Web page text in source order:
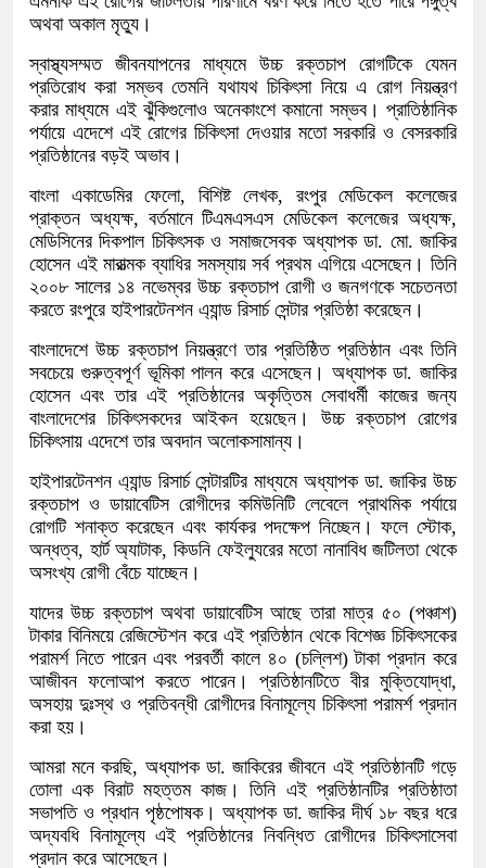
অথবা অকাল মৃত্যু।
স্বাস্থ্যসম্মত জীবনযাপনের মাধ্যমে উচ্চ রক্তচাপ রোগটিকে যেমন
প্রতিরোধ করা সম্ভব তেমনি যথাযথ চিকিৎসা নিয়ে এ রোগ নিয়ন্ত্রণ
করার মাধ্যমে এই ঝুঁকিগুলোও অনেকাংশে কমানো সম্ভব। প্রাতিষ্ঠানিক
পর্যায়ে এদেশে এই রোগের চিকিৎসা দেওয়ার মতো সরকারি ও বেসরকারি
প্রতিষ্ঠানের বড়ই অভাব।
বাংলা একাডেমির ফেলো, বিশিষ্ট লেখক, রংপুর মেডিকেল কলেজের
প্রাক্তন অধ্যক্ষ, বর্তমানে টিএমএসএস মেডিকেল কলেজের অধ্যক্ষ,
মেডিসিনের দিকপাল চিকিৎসক ও সমাজসেবক অধ্যাপক ডা. মো. জাকির
হোসেন এই মারাত্মক ব্যাধির সমস্যায় সর্ব প্রথম এগিয়ে এসেছেন। তিনি
২০০৮ সালের ১৪ নভেম্বর উচ্চ রক্তচাপ রোগী ও জনগণকে সচেতনতা
করতে রংপুরে হাইপারটেনশন এ্যান্ড রিসার্চ সেন্টার প্রতিষ্ঠা করেছেন।
বাংলাদেশে উচ্চ রক্তচাপ নিয়ন্ত্রণে তার প্রতিষ্ঠিত প্রতিষ্ঠান এবং তিনি
সবচেয়ে গুরুত্বপূর্ণ ভূমিকা পালন করে এসেছেন। অধ্যাপক ডা. জাকির
হোসেন এবং তার এই প্রতিষ্ঠানের অকৃত্তিম সেবাধর্মী কাজের জন্য
বাংলাদেশের চিকিৎসকদের আইকন হয়েছেন। উচ্চ রক্তচাপ রোগের
চিকিৎসায় এদেশে তার অবদান অলোকসামান্য।
হাইপারটেনশন এ্যান্ড রিসার্চ সেন্টারটির মাধ্যমে অধ্যাপক ডা. জাকির উচ্চ
রক্তচাপ ও ডায়াবেটিস রোগীদের কমিউনিটি লেবেলে প্রাথমিক পর্যায়ে
রোগটি শনাক্ত করেছেন এবং কার্যকর পদক্ষেপ নিচ্ছেন। ফলে স্টোক,
অন্ধত্ব, হার্ট অ্যাটাক, কিডনি ফেইল্যুরের মতো নানাবিধ জটিলতা থেকে
অসংখ্য রোগী বেঁচে যাচ্ছেন।
যাদের উচ্চ রক্তচাপ অথবা ডায়াবেটিস আছে তারা মাত্র ৫০ (পঞ্চাশ)
টাকার বিনিময়ে রেজিস্টেশন করে এই প্রতিষ্ঠান থেকে বিশেজ্ঞ চিকিৎসকের
পরামর্শ নিতে পারেন এবং পরবর্তী কালে ৪০ (চল্লিশ) টাকা প্রদান করে
আজীবন ফলোআপ করতে পারেন। প্রতিষ্ঠানটিতে বীর মুক্তিযোদ্ধা,
অসহায় দুঃস্থ ও প্রতিবন্ধী রোগীদের বিনামূল্যে চিকিৎসা পরামর্শ প্রদান
করা হয়।
আমরা মনে করছি, অধ্যাপক ডা. জাকিরের জীবনে এই প্রতিষ্ঠানটি গড়ে
তোলা এক বিরাট মহত্তম কাজ। তিনি এই প্রতিষ্ঠানটির প্রতিষ্ঠাতা
সভাপতি ও প্রধান পৃষ্ঠপোষক। অধ্যাপক ডা. জাকির দীর্ঘ ১৮ বছর ধরে
অদ্যবধি বিনামূল্যে এই প্রতিষ্ঠানের নিবন্ধিত রোগীদের চিকিৎসাসেবা
প্রদান করে আসেছেন।